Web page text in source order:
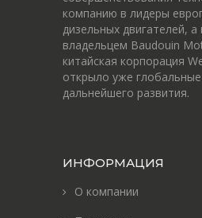
компанию в лидеры
дизельных двигателей, а
владельцем Baudouin
китайская корпорация
открыло уже
дальнейшего развития.
ИНФОРМАЦИЯ
О компании